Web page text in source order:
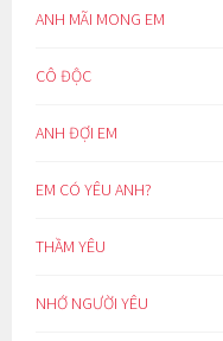
ANH MÃI MONG EM
CÔ ĐỘC
ANH ĐỢI EM
EM CÓ YÊU ANH?
THẦM YÊU
NHỚ NGƯỜI YÊU